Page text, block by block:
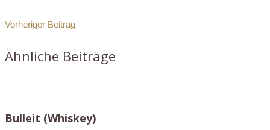
Vorheriger Beitrag
Ähnliche Beiträge
Bulleit (Whiskey)